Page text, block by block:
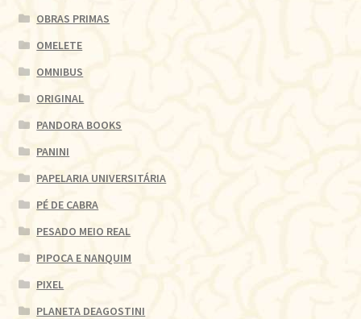
OBRAS PRIMAS
OMELETE
OMNIBUS
ORIGINAL
PANDORA BOOKS
PANINI
PAPELARIA UNIVERSITÁRIA
PÉ DE CABRA
PESADO MEIO REAL
PIPOCA E NANQUIM
PIXEL
PLANETA DEAGOSTINI